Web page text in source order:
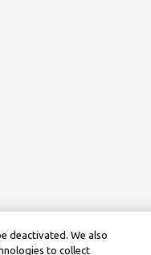
deactivated. We also
to collect